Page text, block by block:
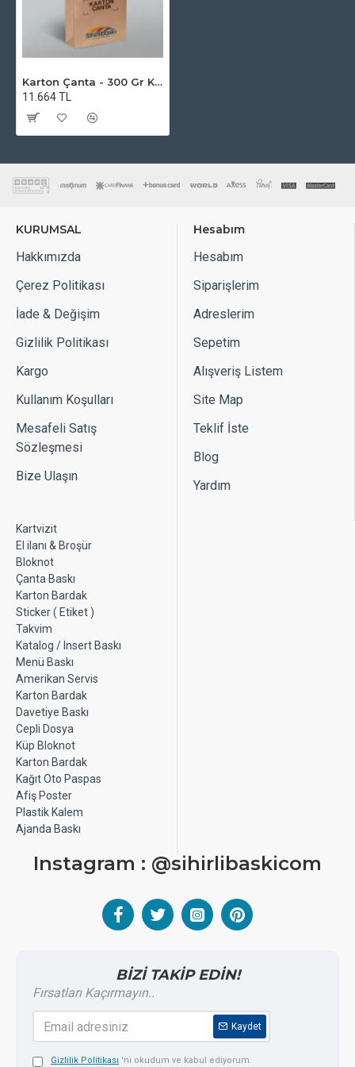
müşterilerinize verecekseniz boyutunu ona göre
belirlemelisiniz.
Tasarımınızı doğru ölÇülerle yapmalısınız.
Karton Çanta - 300 Gr Krome Karton - M - Çift Renk Baskı
11.664 TL
KURUMSAL
Hakkımızda
Çerez Politikası
İade & Değişim
Gizlilik Politikası
Kargo
Kullanım Koşulları
Mesafeli Satış
Sözleşmesi
Bize Ulaşın
Hesabım
Hesabım
Siparişlerim
Adreslerim
Sepetim
Alışveriş Listem
Site Map
Teklif İste
Blog
Yardım
Kartvizit
El ilanı & Broşür
Bloknot
Çanta Baskı
Karton Bardak
Sticker ( Etiket )
Takvim
Katalog / Insert Baskı
Menü Baskı
Amerikan Servis
Karton Bardak
Davetiye Baskı
Cepli Dosya
Küp Bloknot
Karton Bardak
Kağıt Oto Paspas
Afiş Poster
Plastik Kalem
Ajanda Baskı
Instagram : @sihirlibaskicom
BİZİ TAKİP EDİN!
Fırsatları Kaçırmayın..
Kaydet
Gizlilik Politikası 'ni okudum ve kabul ediyorum.